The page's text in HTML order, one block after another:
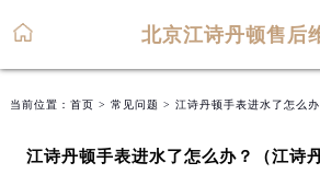
北京江诗丹顿售后
当前位置： 首页 > 常见问题 > 江诗丹顿手表进水了怎么
江诗丹顿手表进水了怎么办？（江诗